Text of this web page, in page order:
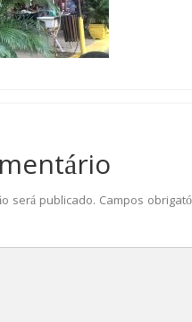
será publicado. Campos